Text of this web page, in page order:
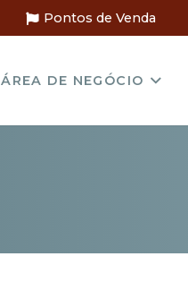
Pontos de Venda
ÁREA DE NEGÓCIO